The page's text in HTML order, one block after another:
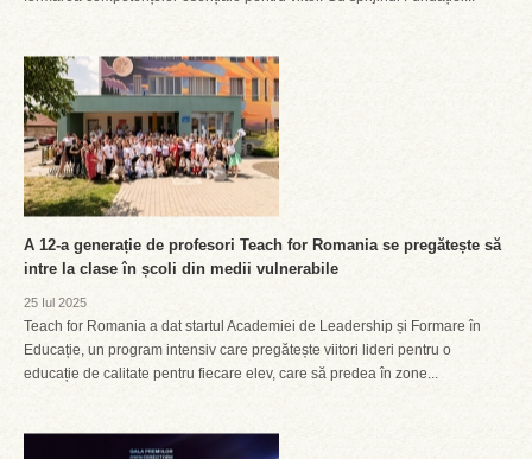
A 12-a generație de profesori Teach for Romania se pregătește să
intre la clase în școli din medii vulnerabile
25 Iul 2025
Teach for Romania a dat startul Academiei de Leadership și Formare în
Educație, un program intensiv care pregătește viitori lideri pentru o
educație de calitate pentru fiecare elev, care să predea în zone...